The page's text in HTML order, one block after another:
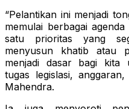
“Pelantikan ini menjadi
memulai berbagai
satu prioritas yang
menyusun khatib atau
menjadi dasar bagi kita
tugas legislasi,
Mahendra.